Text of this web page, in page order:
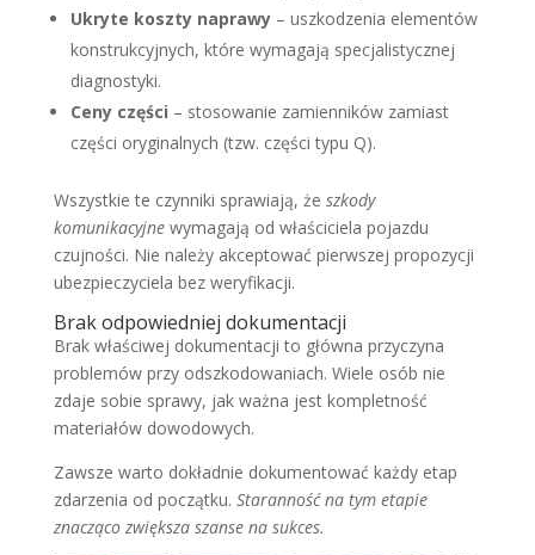
Ukryte koszty naprawy– uszkodzenia elementów
konstrukcyjnych, które wymagają specjalistycznej
diagnostyki.
Ceny części – stosowanie zamienników zamiast
części oryginalnych (tzw. części typu Q).
Wszystkie te czynniki sprawiają, że szkody
komunikacyjnewymagają od właściciela pojazdu
czujności. Nie należy akceptować pierwszej propozycji
ubezpieczyciela bez weryfikacji.
Brak odpowiedniej dokumentacji
Brak właściwej dokumentacji to główna przyczyna
problemów przy odszkodowaniach. Wiele osób nie
zdaje sobie sprawy, jak ważna jest kompletność
materiałów dowodowych.
Zawsze warto dokładnie dokumentować każdy etap
zdarzenia od początku. Staranność na tym etapie
znacząco zwiększa szanse na sukces.